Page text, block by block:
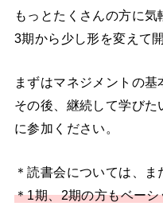
もっとたくさんの方に
3期から少し形を変えて
まずはマネジメントの基
その後、継続して学び
に参加ください。
＊読書会については、ま
＊1期、2期の方もベー